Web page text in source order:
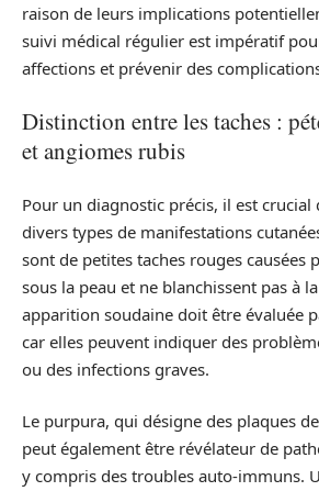
raison de leurs implications
suivi médical régulier est impératif
affections et prévenir des
Distinction entre les taches :
et angiomes rubis
Pour un diagnostic précis, il est crucial
divers types de manifestations
sont de petites taches rouges causées
sous la peau et ne blanchissent pas à
apparition soudaine doit être évaluée
car elles peuvent indiquer des
ou des infections graves.
Le purpura, qui désigne des plaques
peut également être révélateur de
y compris des troubles auto-immuns.